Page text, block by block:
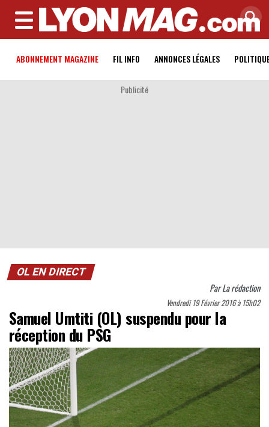
MENU
ABONNEMENT MAGAZINE FIL INFO ANNONCES LÉGALES
Publicité
OL EN DIRECT
ParLa rédaction
Vendredi 19 Février 2016 à 15h02
Samuel Umtiti (OL) suspendu pour la
réception du PSG